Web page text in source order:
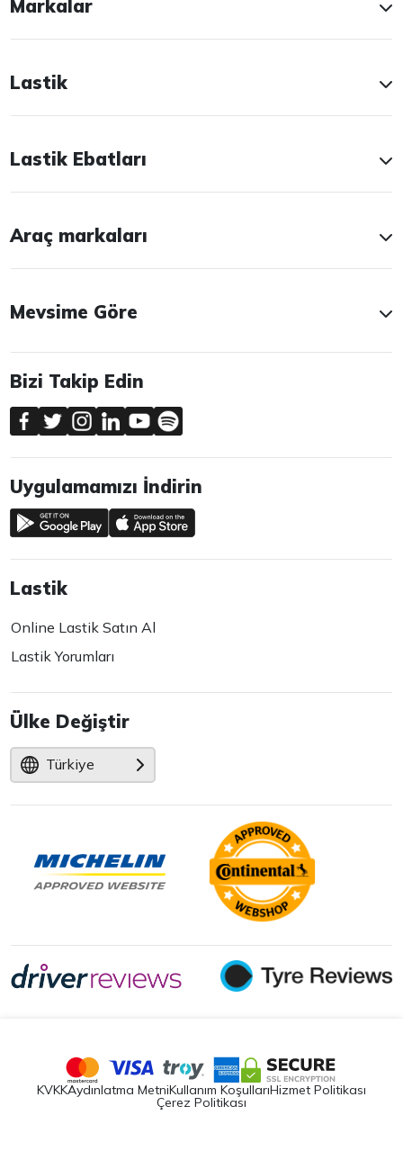
Markalar
Lastik
Lastik Ebatları
Araç markaları
Mevsime Göre
Bizi Takip Edin
Uygulamamızı İndirin
Lastik
Online Lastik Satın Al
Lastik Yorumları
Ülke Değiştir
Türkiye
KVKKAydınlatma MetniKullanım KoşullarıHizmet Politikası
Çerez Politikası